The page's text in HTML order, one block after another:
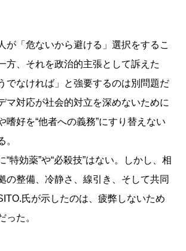
が「危ないから避ける」選択をするこ
方、それを政治的主張として訴えた
でなければ」と強要するのは別問題だ
マ対応が社会的対立を深めないために
嗜好を“他者への義務”にすり替えない
。
“特効薬”や“必殺技”はない。しかし、相
の整備、冷静さ、線引き、そして共同
氏が示したのは、疲弊しないため
った。